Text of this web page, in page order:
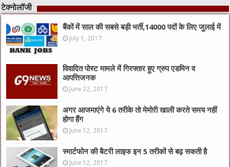
टेक्नोलॉजी
बैंकों में साल की सबसे बड़ी भर्ती,14000 पदों के लिए जुलाई में
July 1, 2017
विवादित पोस्ट मामले में गिरफ्तार हुए ग्रुप एडमिन व
आपत्तिजनक
June 22, 2017
अगर आजमाएंगे ये 6 तरीके तो मेमोरी खाली करते समय नहीं
होगा हैंग
June 12, 2017
स्मार्टफोन की बैटरी लाइफ इन 5 तरीकों से बढ़ सकती है
June 12, 2017